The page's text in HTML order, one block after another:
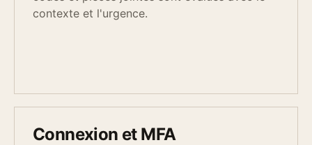
contexte et l'urgence.
Connexion et MFA